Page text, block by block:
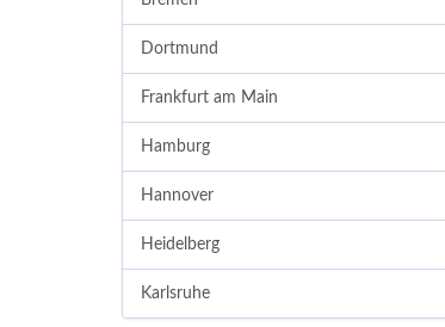
Dortmund
Frankfurt am Main
Hamburg
Hannover
Heidelberg
Karlsruhe